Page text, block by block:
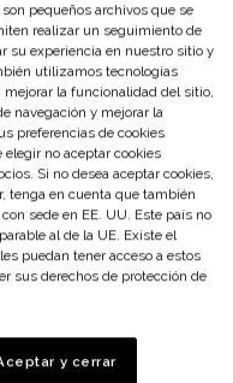
de gaines
serre-
Esta es la promesa
a día.
pequeños archivos que se
realizar un seguimiento de
su experiencia en nuestro sitio y
utilizamos tecnologías
la funcionalidad del sitio,
navegación y mejorar la
preferencias de cookies
no aceptar cookies
Si no desea aceptar cookies,
tenga en cuenta que también
sede en EE. UU. Este país no
al de la UE. Existe el
puedan tener acceso a estos
sus derechos de protección de
y cerrar